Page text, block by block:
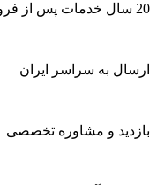
20 سال خدمات پس از فروش
ارسال به سراسر ایران
بازدید و مشاوره تخصصی